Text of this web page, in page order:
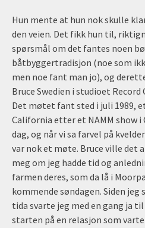
Hun mente at hun nok skulle
den veien. Det fikk hun til,
spørsmål om det fantes noen
båtbyggertradisjon (noe som
men noe fant man jo), og
Bruce Swedien i studioet Record
Det møtet fant sted i juli 1989,
California etter et NAMM show i
dag, og når vi sa farvel på
var nok et møte. Bruce ville det
meg om jeg hadde tid og
farmen deres, som da lå i
kommende søndagen. Siden
tida svarte jeg med en gang ja
starten på en relasjon som